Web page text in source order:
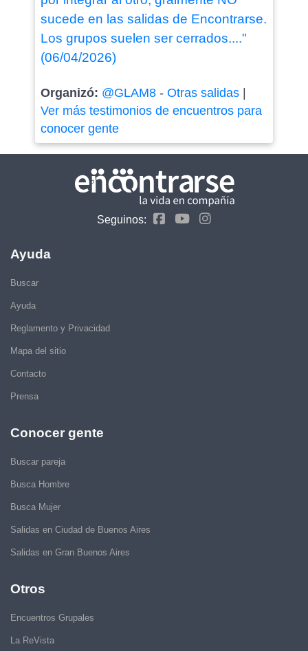
sucede en las salidas de Encontrarse.
Los grupos suelen ser cerrados...."
(06/04/2026)
Organizó: @GLAM8- Otras salidas|
Ver más testimonios de encuentros para
conocer gente
Seguinos:
Ayuda
Buscar
Ayuda
Reglamento y Privacidad
Mapa del sitio
Contacto
Prensa
Conocer gente
Buscar pareja
Busca Hombre
Busca Mujer
Salidas en Ciudad de Buenos Aires
Salidas en Gran Buenos Aires
Otros
Encuentros Grupales
La ReVista